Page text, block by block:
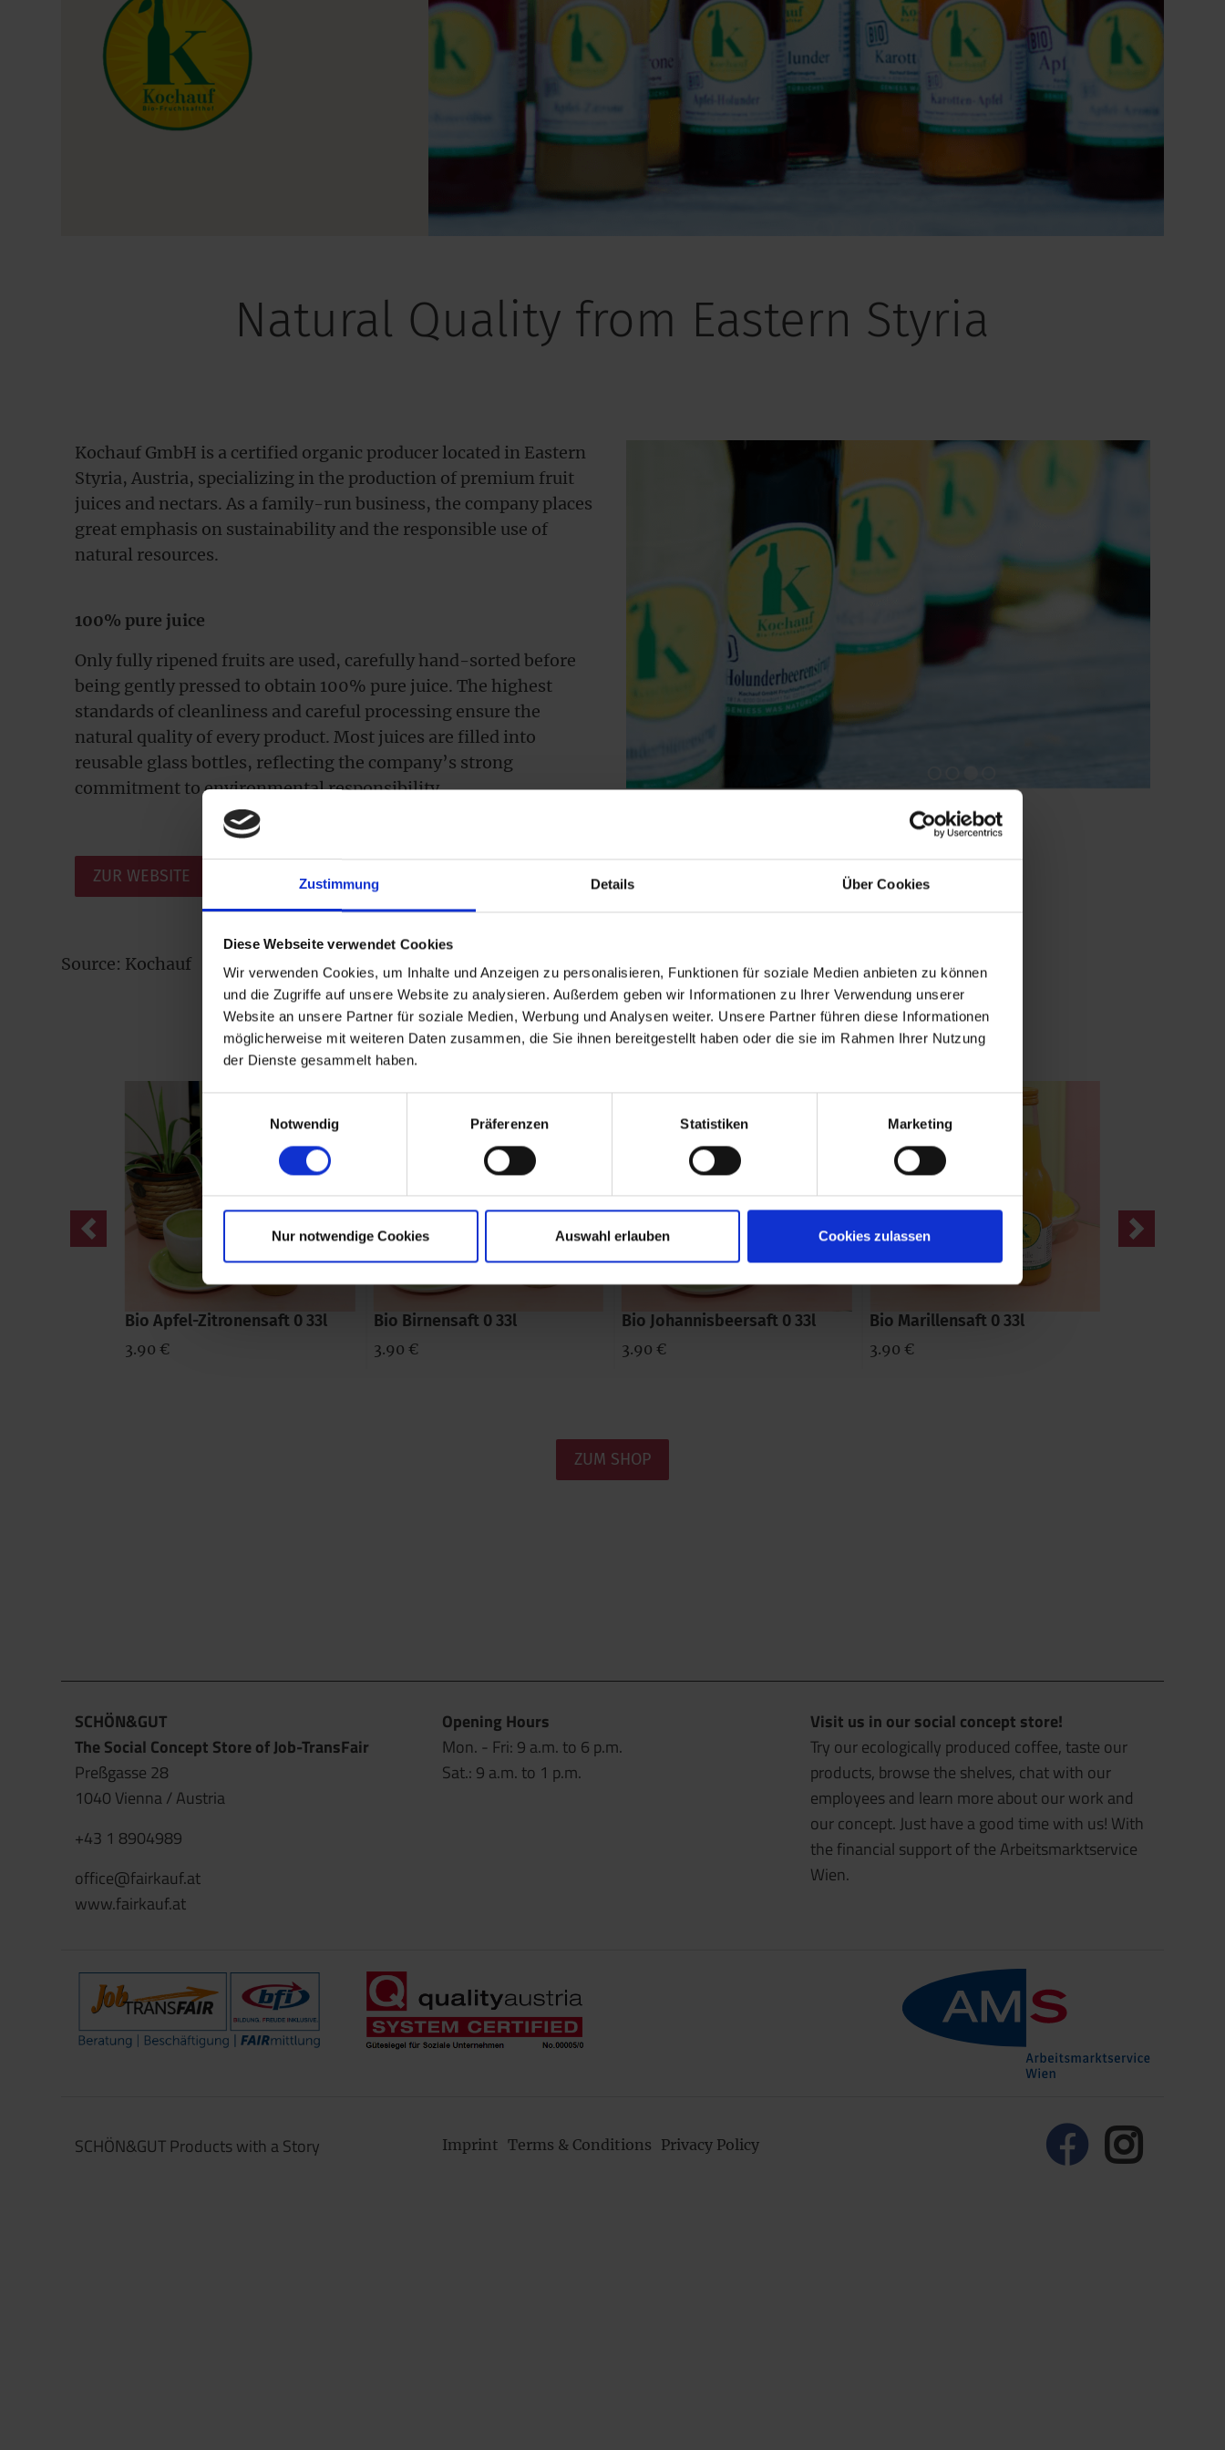
Zustimmung Details Über Cookies
Diese Webseite verwendet Cookies
Wir verwenden Cookies, um Inhalte und Anzeigen zu personalisieren, Funktionen für soziale Medien anbieten zu können
und die Zugriffe auf unsere Website zu analysieren. Außerdem geben wir Informationen zu Ihrer Verwendung unserer
Website an unsere Partner für soziale Medien, Werbung und Analysen weiter. Unsere Partner führen diese Informationen
möglicherweise mit weiteren Daten zusammen, die Sie ihnen bereitgestellt haben oder die sie im Rahmen Ihrer Nutzung
der Dienste gesammelt haben.
Notwendig
Präferenzen Statistiken Marketing
Nur notwendige Cookies Auswahl erlauben Cookies zulassen
Natural Quality from Eastern Styria
Kochauf GmbH is a certified organic producer located in Eastern
Styria, Austria, specializing in the production of premium fruit
juices and nectars. As a family-run business, the company places
great emphasis on sustainability and the responsible use of
natural resources.
100% pure juice
Only fully ripened fruits are used, carefully hand-sorted before
being gently pressed to obtain 100% pure juice. The highest
standards of cleanliness and careful processing ensure the
natural quality of every product. Most juices are filled into
reusable glass bottles, reflecting the company’s strong
commitment to environmental responsibility.
ZUR WEBSITE
Source: Kochauf
Bio Apfel-Zitronensaft 0 33l
3.90 €
Bio Birnensaft 0 33l
3.90 €
Bio Johannisbeersaft 0 33l
3.90 €
Bio Marillensaft 0 33l
3.90 €
Previous Next
ZUM SHOP
SCHÖN&GUT
The Social Concept Store of Job-TransFair
Preßgasse 28
1040 Vienna / Austria
+43 1 8904989
office@fairkauf.at
www.fairkauf.at
Opening Hours
Mon. - Fri: 9 a.m. to 6 p.m.
Sat.: 9 a.m. to 1 p.m.
Visit us in our social concept store!
Try our ecologically produced coffee, taste our
products, browse the shelves, chat with our
employees and learn more about our work and
our concept. Just have a good time with us! With
the financial support of the Arbeitsmarktservice
Wien.
SCHÖN&GUT Products with a Story Imprint Terms & Conditions Privacy Policy